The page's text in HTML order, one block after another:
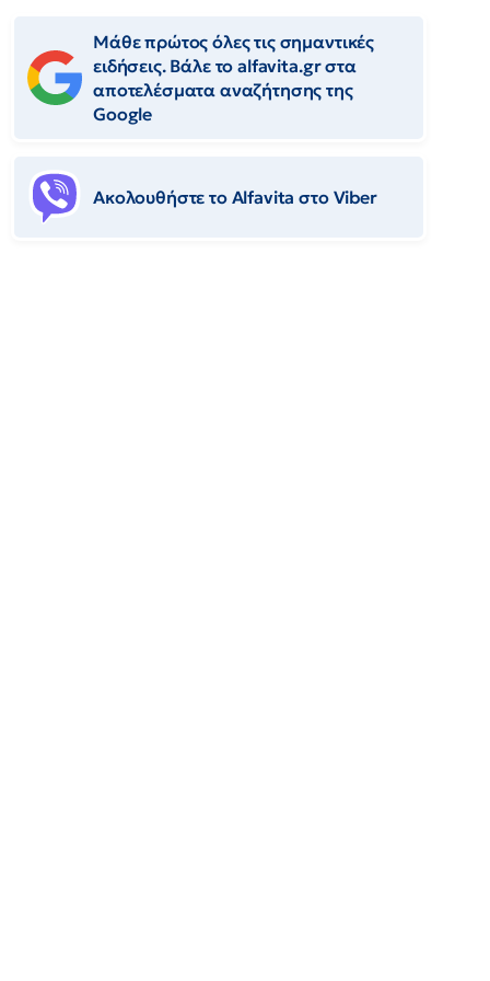
Μάθε πρώτος όλες τις σημαντικές
ειδήσεις. Βάλε το alfavita.gr στα
αποτελέσματα αναζήτησης της
Google
Ακολουθήστε το Αlfavita στο Viber